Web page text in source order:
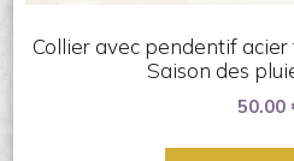
Collier avec pendentif
Saison des
50.00